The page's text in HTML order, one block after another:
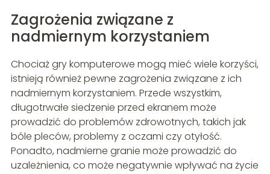
Zagrożenia związane z
nadmiernym korzystaniem
Chociaż gry komputerowe mogą mieć wiele korzyści,
istnieją również pewne zagrożenia związane z ich
nadmiernym korzystaniem. Przede wszystkim,
długotrwałe siedzenie przed ekranem może
prowadzić do problemów zdrowotnych, takich jak
bóle pleców, problemy z oczami czy otyłość.
Ponadto, nadmierne granie może prowadzić do
uzależnienia, co może negatywnie wpływać na życie